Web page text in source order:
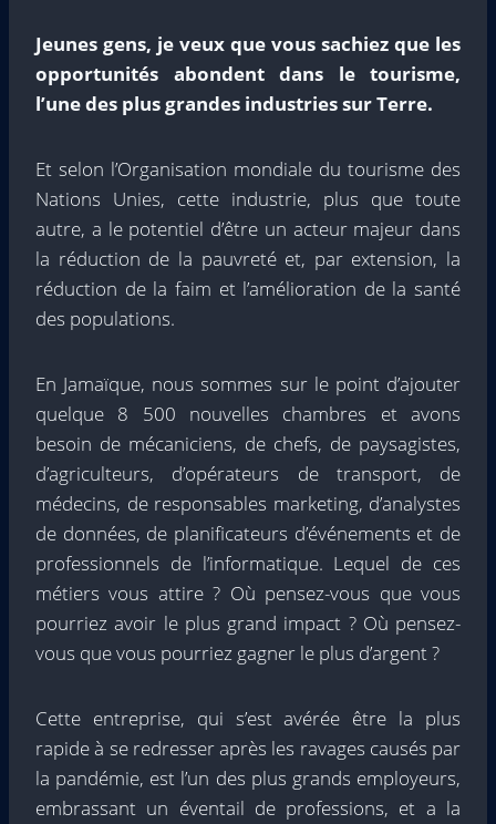
Jeunes gens, je veux que vous sachiez que les
opportunités abondent dans le tourisme,
l’une des plus grandes industries sur Terre.
Et selon l’Organisation mondiale du tourisme des
Nations Unies, cette industrie, plus que toute
autre, a le potentiel d’être un acteur majeur dans
la réduction de la pauvreté et, par extension, la
réduction de la faim et l’amélioration de la santé
des populations.
En Jamaïque, nous sommes sur le point d’ajouter
quelque 8 500 nouvelles chambres et avons
besoin de mécaniciens, de chefs, de paysagistes,
d’agriculteurs, d’opérateurs de transport, de
médecins, de responsables marketing, d’analystes
de données, de planificateurs d’événements et de
professionnels de l’informatique. Lequel de ces
métiers vous attire ? Où pensez-vous que vous
pourriez avoir le plus grand impact ? Où pensez-
vous que vous pourriez gagner le plus d’argent ?
Cette entreprise, qui s’est avérée être la plus
rapide à se redresser après les ravages causés par
la pandémie, est l’un des plus grands employeurs,
embrassant un éventail de professions, et a la